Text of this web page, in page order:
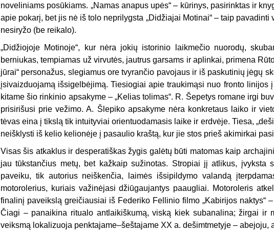
noveliniams posūkiams. „Namas anapus upės“ – kūrinys, pasirinktas ir
apie pokarį, bet jis nė iš tolo neprilygsta „Didžiajai Motinai“ – taip pavadinti
nesiryžo (be reikalo).
„Didžiojoje Motinoje“, kur nėra jokių istorinio laikmečio nuorodų,
berniukas, tempiamas už virvutės, jautrus garsams ir aplinkai, primena
jūrai“ personažus, slegiamus ore tvyrančio pavojaus ir iš paskutinių jėgų
įsivaizduojamą išsigelbėjimą. Tiesiogiai apie traukimąsi nuo fronto linijos
kitame šio rinkinio apsakyme – „Kelias tolimas“. R. Šepetys romane irgi
prisirišusi prie vežimo. A. Šlepiko apsakyme nėra konkretaus laiko ir
tėvas eina į tikslą tik intuityviai orientuodamasis laike ir erdvėje. Tiesa,
neišklysti iš kelio kelionėje į pasaulio kraštą, kur jie stos prieš akimirkai
Visas šis atkaklus ir desperatiškas žygis galėtų būti matomas kaip
jau tūkstančius metų, bet kažkaip sužinotas. Stropiai jį atlikus, įvyksta
paveiku, tik autorius neiškenčia, laimės išsipildymo valandą
motorolerius, kuriais važinėjasi džiūgaujantys paaugliai. Motoroleris
finalinį paveikslą greičiausiai iš Federiko Fellinio filmo „Kabirijos naktys“
Čiagi – panaikina ritualo antlaikiškumą, viską kiek subanalina; žirgai ir
veiksmą lokalizuoja penktajame–šeštajame XX a. dešimtmetyje – abejoju,